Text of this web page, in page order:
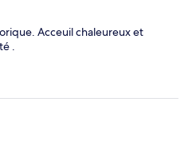
Acceuil chaleureux et
.